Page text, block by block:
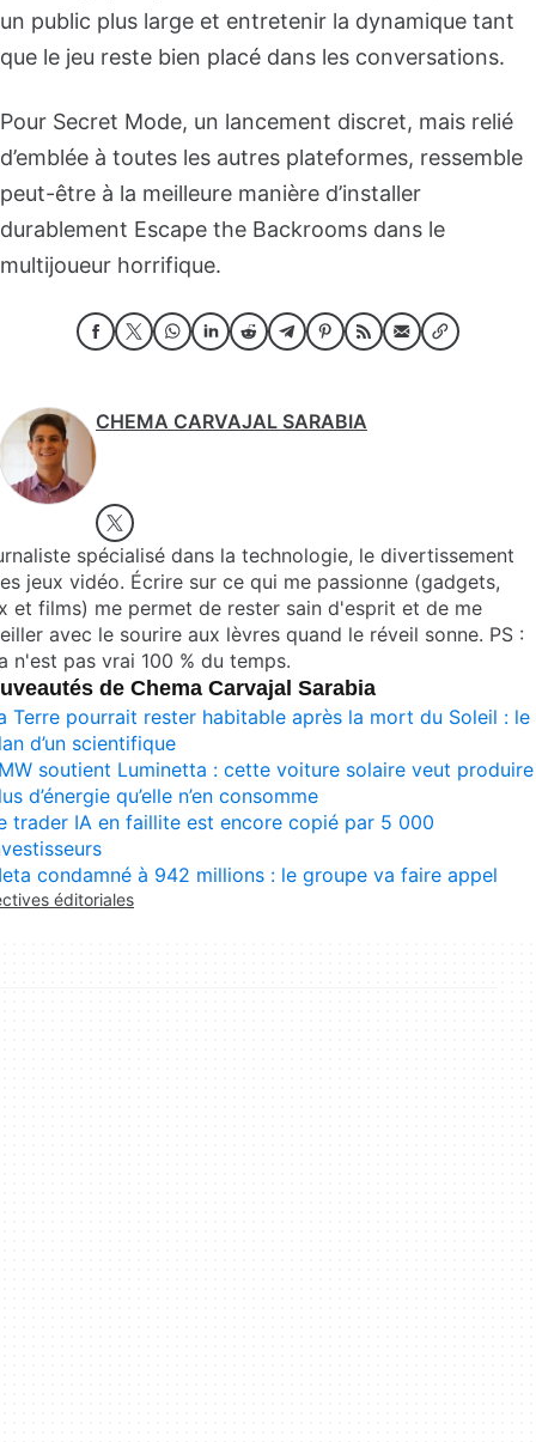
un public plus large et entretenir la dynamique tant
que le jeu reste bien placé dans les conversations.
Pour Secret Mode, un lancement discret, mais relié
d’emblée à toutes les autres plateformes, ressemble
peut-être à la meilleure manière d’installer
durablement Escape the Backrooms dans le
multijoueur horrifique.
CHEMA CARVAJAL SARABIA
spécialisé dans la technologie, le divertissement
jeux vidéo. Écrire sur ce qui me passionne (gadgets,
et films) me permet de rester sain d'esprit et de me
avec le sourire aux lèvres quand le réveil sonne. PS :
n'est pas vrai 100 % du temps.
de Chema Carvajal Sarabia
Terre pourrait rester habitable après la mort du Soleil : le
d’un scientifique
soutient Luminetta : cette voiture solaire veut produire
d’énergie qu’elle n’en consomme
trader IA en faillite est encore copié par 5 000
condamné à 942 millions : le groupe va faire appel
éditoriales